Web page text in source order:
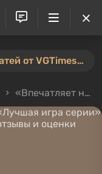
⚡️ Конкурс пользовательских статей от VGTimes продлён — участвуйте тут ⚡️
«Впечатляет на каждом шагу» и «Лучшая игра серии» — Forza Horizon 6 получила первые отзывы и оценки